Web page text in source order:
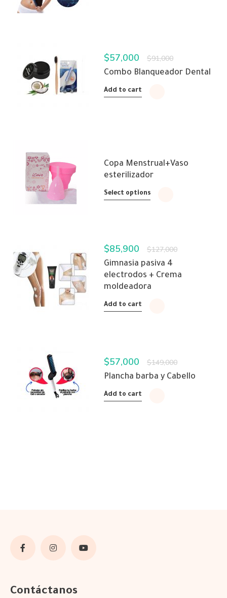
$57,000 $91,000
Combo Blanqueador Dental
Add to cart
Copa Menstrual+Vaso
esterilizador
Select options
$85,900 $127,000
Gimnasia pasiva 4
electrodos + Crema
moldeadora
Add to cart
$57,000 $149,000
Plancha barba y Cabello
Add to cart
Contáctanos